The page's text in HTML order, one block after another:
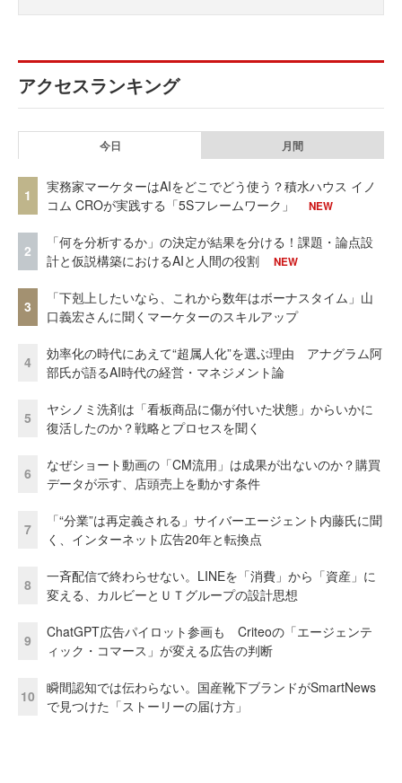
アクセスランキング
今日 月間
1
実務家マーケターはAIをどこでどう使う？積水ハウス イノ
コム CROが実践する「5Sフレームワーク」
NEW
2
「何を分析するか」の決定が結果を分ける！課題・論点設
計と仮説構築におけるAIと人間の役割
NEW
3
「下剋上したいなら、これから数年はボーナスタイム」山
口義宏さんに聞くマーケターのスキルアップ
4
効率化の時代にあえて“超属人化”を選ぶ理由 アナグラム阿
部氏が語るAI時代の経営・マネジメント論
5
ヤシノミ洗剤は「看板商品に傷が付いた状態」からいかに
復活したのか？戦略とプロセスを聞く
6
なぜショート動画の「CM流用」は成果が出ないのか？購買
データが示す、店頭売上を動かす条件
7
「“分業”は再定義される」サイバーエージェント内藤氏に聞
く、インターネット広告20年と転換点
8
一斉配信で終わらせない。LINEを「消費」から「資産」に
変える、カルビーとＵＴグループの設計思想
9
ChatGPT広告パイロット参画も Criteoの「エージェンテ
ィック・コマース」が変える広告の判断
10
瞬間認知では伝わらない。国産靴下ブランドがSmartNews
で見つけた「ストーリーの届け方」